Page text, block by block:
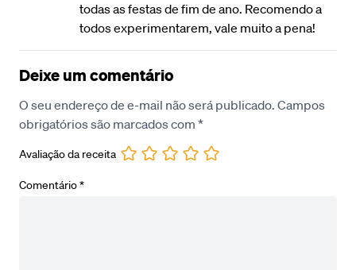
todas as festas de fim de ano. Recomendo a
todos experimentarem, vale muito a pena!
Deixe um comentário
O seu endereço de e-mail não será publicado. Campos
obrigatórios são marcados com *
Avaliação da receita
Comentário*